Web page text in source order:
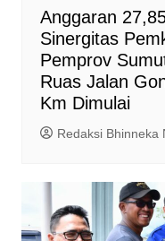
Anggaran
Sinergitas
Pemprov
Ruas Jalan
Km Dimulai
Redaksi Bhinneka